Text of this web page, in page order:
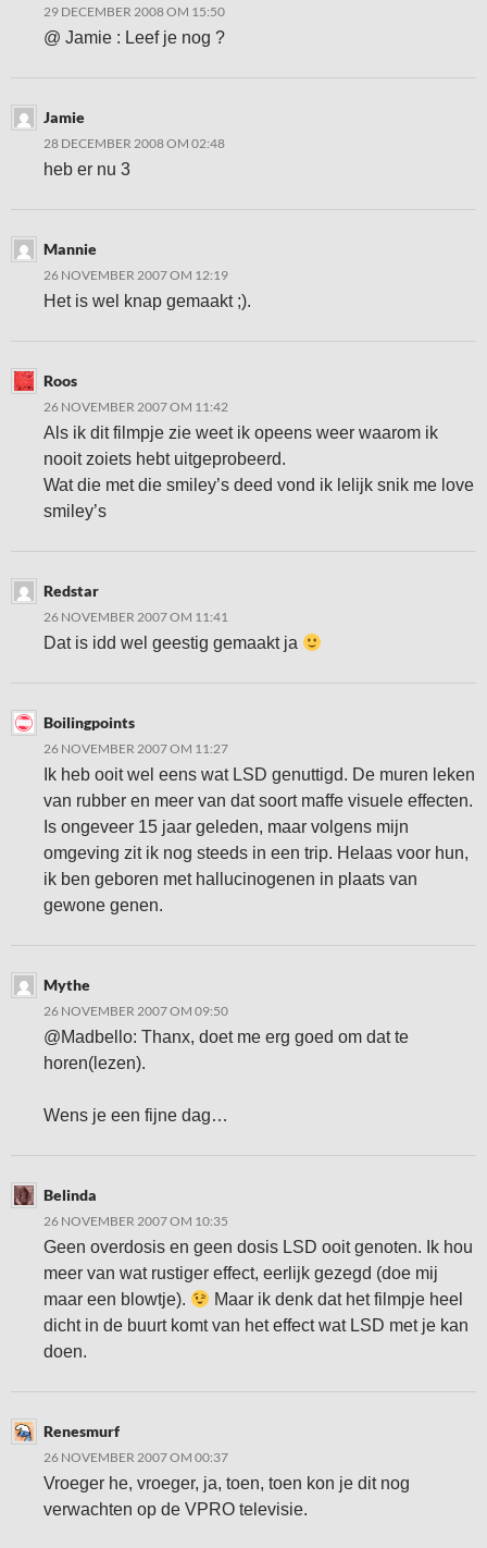
29 DECEMBER 2008 OM 15:50
@ Jamie : Leef je nog ?
Jamie
28 DECEMBER 2008 OM 02:48
heb er nu 3
Mannie
26 NOVEMBER 2007 OM 12:19
Het is wel knap gemaakt ;).
Roos
26 NOVEMBER 2007 OM 11:42
Als ik dit filmpje zie weet ik opeens weer waarom ik
nooit zoiets hebt uitgeprobeerd.
Wat die met die smiley’s deed vond ik lelijk snik me love
smiley’s
Redstar
26 NOVEMBER 2007 OM 11:41
Dat is idd wel geestig gemaakt ja
Boilingpoints
26 NOVEMBER 2007 OM 11:27
Ik heb ooit wel eens wat LSD genuttigd. De muren leken
van rubber en meer van dat soort maffe visuele effecten.
Is ongeveer 15 jaar geleden, maar volgens mijn
omgeving zit ik nog steeds in een trip. Helaas voor hun,
ik ben geboren met hallucinogenen in plaats van
gewone genen.
Mythe
26 NOVEMBER 2007 OM 09:50
@Madbello: Thanx, doet me erg goed om dat te
horen(lezen).
Wens je een fijne dag…
Belinda
26 NOVEMBER 2007 OM 10:35
Geen overdosis en geen dosis LSD ooit genoten. Ik hou
meer van wat rustiger effect, eerlijk gezegd (doe mij
maar een blowtje).
Maar ik denk dat het filmpje heel
dicht in de buurt komt van het effect wat LSD met je kan
doen.
Renesmurf
26 NOVEMBER 2007 OM 00:37
Vroeger he, vroeger, ja, toen, toen kon je dit nog
verwachten op de VPRO televisie.